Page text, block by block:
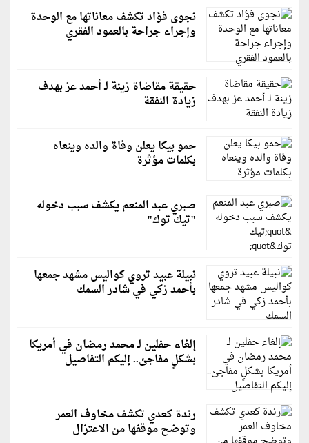
نجوى فؤاد تكشف معاناتها مع الوحدة
وإجراء جراحة بالعمود الفقري
حقيقة مقاضاة زينة لـ أحمد عز بهدف
زيادة النفقة
حمو بيكا يعلن وفاة والده وينعاه
بكلمات مؤثرة
صبري عبد المنعم يكشف سبب دخوله
"تيك توك"
نبيلة عبيد تروي كواليس مشهد جمعها
بأحمد زكي في شادر السمك
إلغاء حفلين لـ محمد رمضان في أمريكا
بشكلٍ مفاجئ.. إليكم التفاصيل
رندة كعدي تكشف مخاوف العمر
وتوضح موقفها من الاعتزال